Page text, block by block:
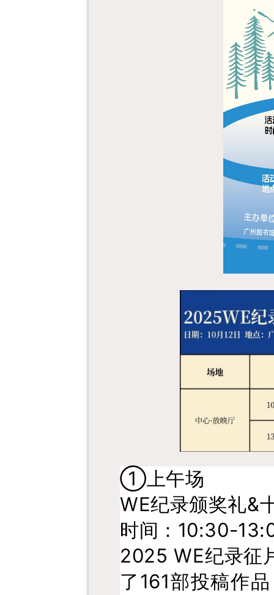
①上午场
WE纪录颁奖礼&
时间：10:30-
2025 WE纪录征
了161部投稿作